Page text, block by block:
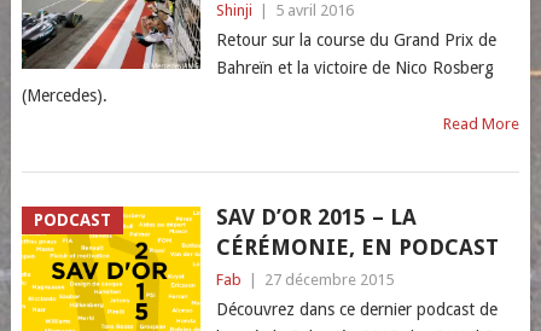
Shinji 5 avril 2016
Retour sur la course du Grand Prix de
Bahreïn et la victoire de Nico Rosberg
(Mercedes).
Read More
PODCAST
SAV D’OR 2015 – LA
CÉRÉMONIE, EN PODCAST
Fab 27 décembre 2015
Découvrez dans ce dernier podcast de